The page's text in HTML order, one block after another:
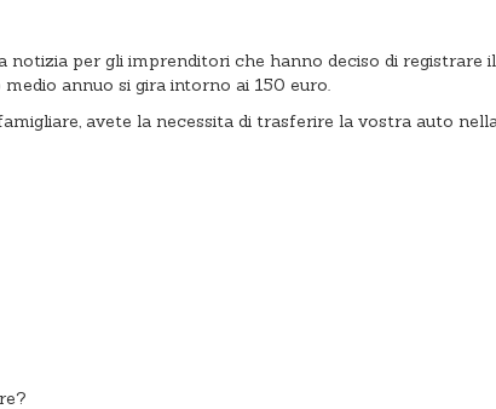
per gli imprenditori che hanno deciso di
annuo si gira intorno ai 150 euro.
avete la necessita di trasferire la vostra auto